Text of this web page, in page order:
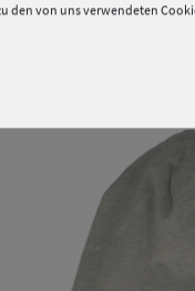
den von uns verwendeten